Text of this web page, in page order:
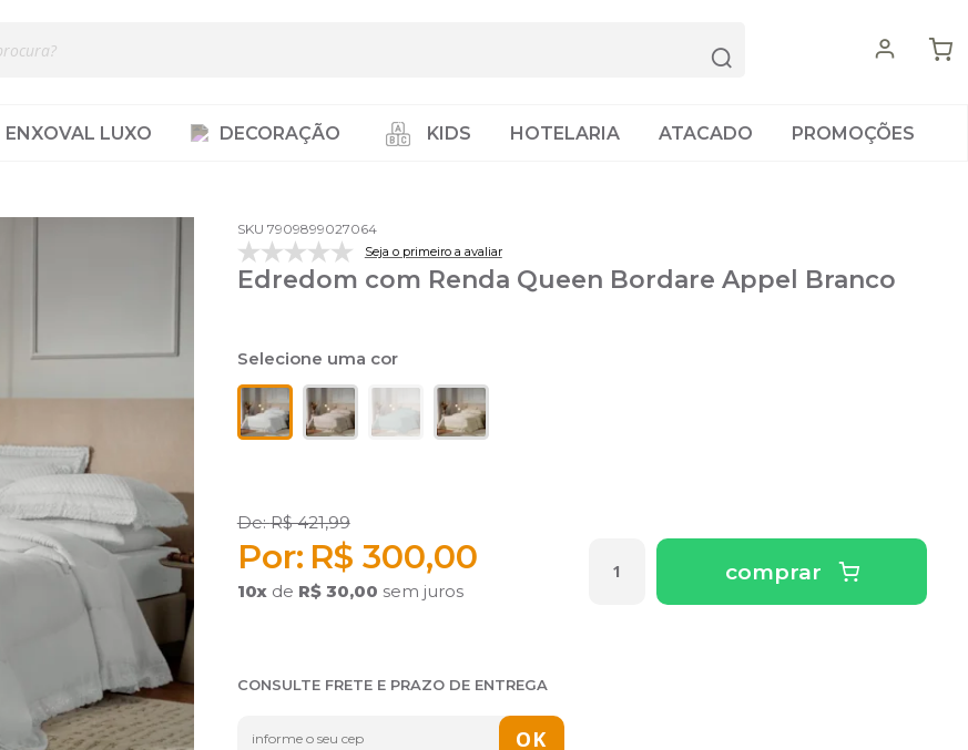
ENXOVAL LUXO DECORAÇÃO KIDS HOTELARIA ATACADO PROMOÇÕES
SKU 7909899027064
Seja o primeiro a avaliar
Edredom com Renda Queen Bordare Appel Branco
R$ 421,99
R$ 300,00
10x de R$ 30,00 sem juros
comprar
CONSULTE FRETE E PRAZO DE ENTREGA